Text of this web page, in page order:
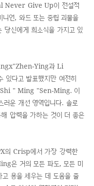
Never Give Up이 전설적
언, 와드 또는 중립 괴물을
당신에게 희소식을 가지고 있
Ying과 Li
다고 발표했지만 여전히
Shi " Ming "Sen-Ming. 이
운 개선 영역입니다. 솔로
압력을 가하는 것이 더 좋은
의 Crisp에서 가장 강력한
은 거의 모든 파도, 모든 미
용을 세우는 데 도움을 줄